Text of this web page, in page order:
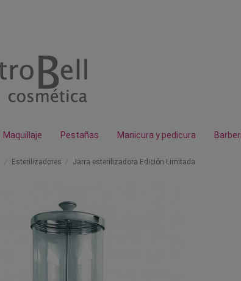
Maquillaje Pestañas Manicura y pedicura
Esterilizadores Jarra esterilizadora Edición Limitada